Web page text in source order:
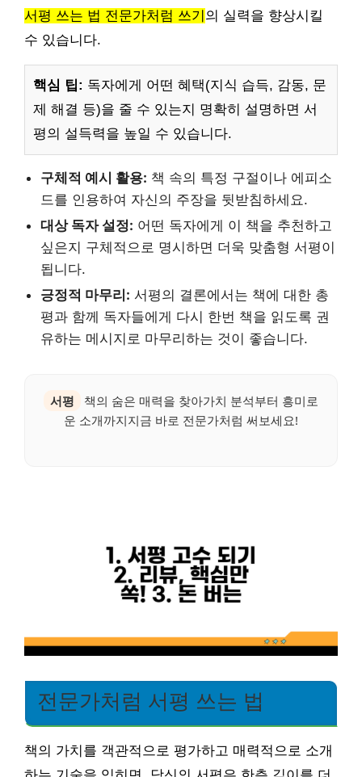
서평 쓰는 법 전문가처럼 쓰기 의 실력을 향상시킬
수 있습니다.
핵심 팁: 독자에게 어떤 혜택(지식 습득, 감동, 문
제 해결 등)을 줄 수 있는지 명확히 설명하면 서
평의 설득력을 높일 수 있습니다.
구체적 예시 활용: 책 속의 특정 구절이나 에피소
드를 인용하여 자신의 주장을 뒷받침하세요.
대상 독자 설정: 어떤 독자에게 이 책을 추천하고
싶은지 구체적으로 명시하면 더욱 맞춤형 서평이
됩니다.
긍정적 마무리: 서평의 결론에서는 책에 대한 총
평과 함께 독자들에게 다시 한번 책을 읽도록 권
유하는 메시지로 마무리하는 것이 좋습니다.
서평
책의 숨은 매력을 찾아가치 분석부터 흥미로
운 소개까지지금 바로 전문가처럼 써보세요!
전문가처럼 서평 쓰는 법
책의 가치를 객관적으로 평가하고 매력적으로 소개